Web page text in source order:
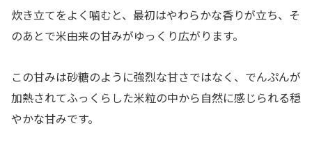
炊き立てをよく噛むと、最初はやわらかな香りが立ち、そ
のあとで米由来の甘みがゆっくり広がります。
この甘みは砂糖のように強烈な甘さではなく、でんぷんが
加熱されてふっくらした米粒の中から自然に感じられる穏
やかな甘みです。